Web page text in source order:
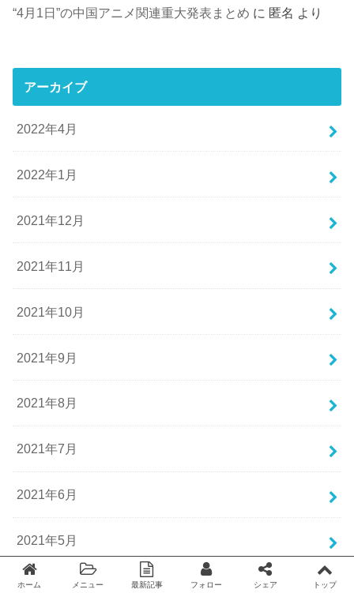
“4月1日”の中国アニメ関連重大発表まとめ に 匿名 より
アーカイブ
2022年4月
2022年1月
2021年12月
2021年11月
2021年10月
2021年9月
2021年8月
2021年7月
2021年6月
2021年5月
2021年4月
ホーム メニュー 最新記事 フォロー シェア トップ
Twitter facebook